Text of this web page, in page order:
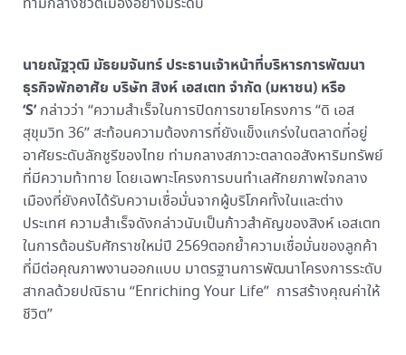
ท่ามกลางชีวิตเมืองอย่างมีระดับ
นายณัฐวุฒิ มัธยมจันทร์ ประธานเจ้าหน้าที่บริหารการพัฒนา
ธุรกิจพักอาศัย บริษัท สิงห์ เอสเตท จำกัด (มหาชน) หรือ
‘S’ กล่าวว่า “ความสำเร็จในการปิดการขายโครงการ “ดิ เอส
สุขุมวิท 36” สะท้อนความต้องการที่ยังแข็งแกร่งในตลาดที่อยู่
อาศัยระดับลักชูรีของไทย ท่ามกลางสภาวะตลาดอสังหาริมทรัพย์
ที่มีความท้าทาย โดยเฉพาะโครงการบนทำเลศักยภาพใจกลาง
เมืองที่ยังคงได้รับความเชื่อมั่นจากผู้บริโภคทั้งในและต่าง
ประเทศ ความสำเร็จดังกล่าวนับเป็นก้าวสำคัญของสิงห์ เอสเตท
ในการต้อนรับศักราชใหม่ปี 2569ตอกย้ำความเชื่อมั่นของลูกค้า
ที่มีต่อคุณภาพงานออกแบบ มาตรฐานการพัฒนาโครงการระดับ
สากลด้วยปณิธาน “Enriching Your Life” การสร้างคุณค่าให้
ชีวิต”